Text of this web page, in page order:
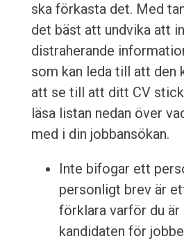
ska förkasta det. Med
det bäst att undvika att
distraherande
som kan leda till att den
att se till att ditt CV
läsa listan nedan över
med i din jobbansökan.
Inte bifogar ett
personligt brev är
förklara varför du är
kandidaten för